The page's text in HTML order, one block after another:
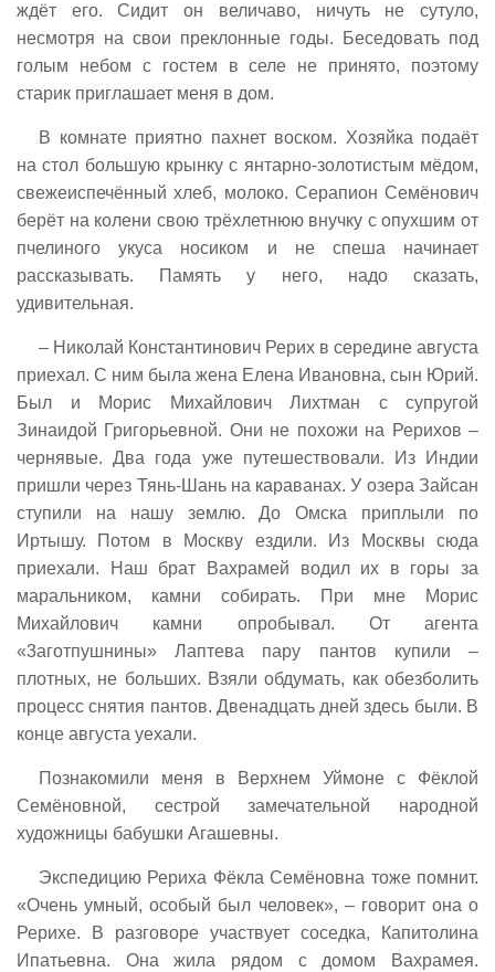
ждёт его. Сидит он величаво, ничуть не сутуло,
несмотря на свои преклонные годы. Беседовать под
голым небом с гостем в селе не принято, поэтому
старик приглашает меня в дом.
В комнате приятно пахнет воском. Хозяйка подаёт
на стол большую крынку с янтарно-золотистым мёдом,
свежеиспечённый хлеб, молоко. Серапион Семёнович
берёт на колени свою трёхлетнюю внучку с опухшим от
пчелиного укуса носиком и не спеша начинает
рассказывать. Память у него, надо сказать,
удивительная.
– Николай Константинович Рерих в середине августа
приехал. С ним была жена Елена Ивановна, сын Юрий.
Был и Морис Михайлович Лихтман с супругой
Зинаидой Григорьевной. Они не похожи на Рерихов –
чернявые. Два года уже путешествовали. Из Индии
пришли через Тянь-Шань на караванах. У озера Зайсан
ступили на нашу землю. До Омска приплыли по
Иртышу. Потом в Москву ездили. Из Москвы сюда
приехали. Наш брат Вахрамей водил их в горы за
маральником, камни собирать. При мне Морис
Михайлович камни опробывал. От агента
«3аготпушнины» Лаптева пару пантов купили –
плотных, не больших. Взяли обдумать, как обезболить
процесс снятия пантов. Двенадцать дней здесь были. В
конце августа уехали.
Познакомили меня в Верхнем Уймоне с Фёклой
Семёновной, сестрой замечательной народной
художницы бабушки Агашевны.
Экспедицию Рериха Фёкла Семёновна тоже помнит.
«Очень умный, особый был человек», – говорит она о
Рерихе. В разговоре участвует соседка, Капитолина
Ипатьевна. Она жила рядом с домом Вахрамея.